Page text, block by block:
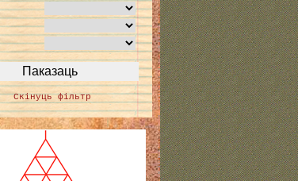
Скінуць фільтр